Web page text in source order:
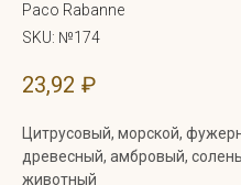
Paco Rabanne
SKU: №174
23,92 ₽
Цитрусовый, морской,
древесный, амбровый,
животный